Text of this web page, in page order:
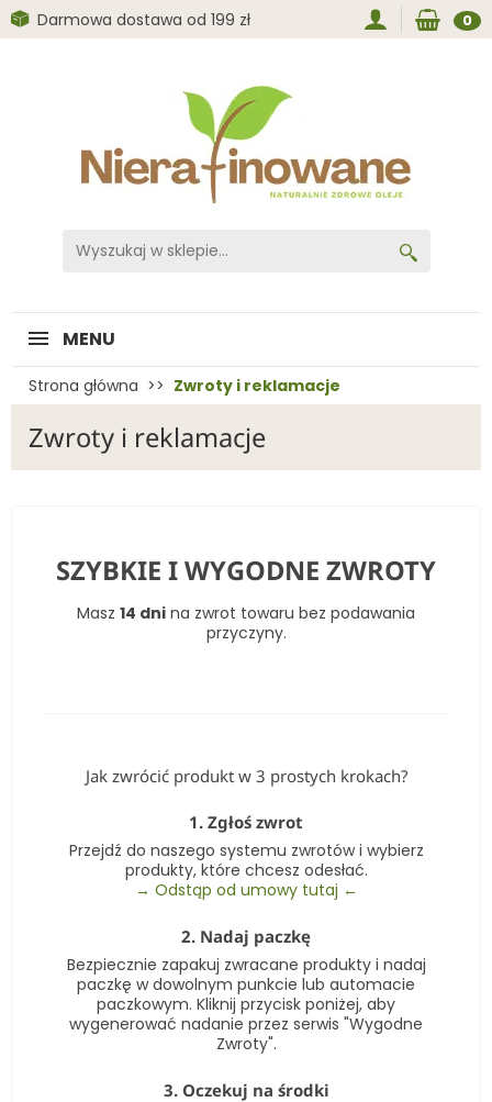
Darmowa dostawa od 199 zł 0
MENU
Strona główna Zwroty i reklamacje
Zwroty i reklamacje
SZYBKIE I WYGODNE ZWROTY
Masz 14 dni na zwrot towaru bez podawania
przyczyny.
Jak zwrócić produkt w 3 prostych krokach?
1. Zgłoś zwrot
Przejdź do naszego systemu zwrotów i wybierz
produkty, które chcesz odesłać.
→ Odstąp od umowy tutaj ←
2. Nadaj paczkę
Bezpiecznie zapakuj zwracane produkty i nadaj
paczkę w dowolnym punkcie lub automacie
paczkowym. Kliknij przycisk poniżej, aby
wygenerować nadanie przez serwis "Wygodne
Zwroty".
3. Oczekuj na środki